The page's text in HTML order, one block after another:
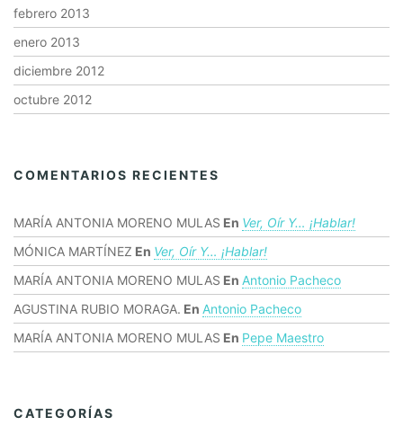
febrero 2013
enero 2013
diciembre 2012
octubre 2012
COMENTARIOS RECIENTES
MARÍA ANTONIA MORENO MULAS En Ver, Oír Y… ¡hablar!
MÓNICA MARTÍNEZ En Ver, Oír Y… ¡hablar!
MARÍA ANTONIA MORENO MULAS En Antonio Pacheco
AGUSTINA RUBIO MORAGA. En Antonio Pacheco
MARÍA ANTONIA MORENO MULAS En Pepe Maestro
CATEGORÍAS